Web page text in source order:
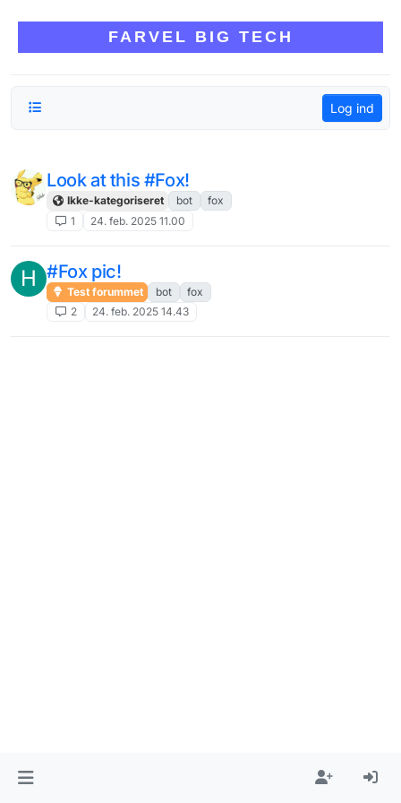
FARVEL BIG TECH
Log ind
Look at this #Fox!
Ikke-kategoriseret bot
fox
1
24. feb. 2025 11.00
H #Fox pic!
Test forummet bot
fox
2
24. feb. 2025 14.43